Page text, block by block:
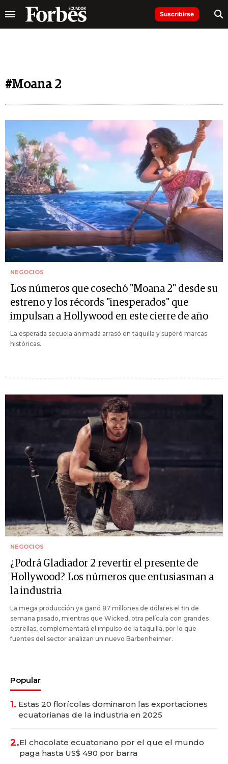
Suscribirse
#Moana 2
NEGOCIOS
Los números que cosechó "Moana 2" desde su
estreno y los récords "inesperados" que
impulsan a Hollywood en este cierre de año
La esperada secuela animada arrasó en taquilla y superó marcas
históricas.
NEGOCIOS
¿Podrá Gladiador 2 revertir el presente de
Hollywood? Los números que entusiasman a
la industria
La mega producción ya ganó 87 millones de dólares el fin de
semana pasado, mientras que Wicked, otra película con grandes
estrellas, complementará el impulso de la taquilla, por lo que
fuentes del sector analizan un nuevo Barbenheimer.
Popular
1. Estas 20 florícolas dominaron las exportaciones
ecuatorianas de la industria en 2025
2.El chocolate ecuatoriano por el que el mundo
paga hasta US$ 490 por barra